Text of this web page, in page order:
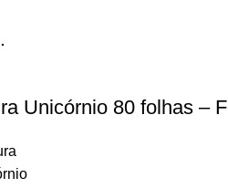
Unicórnio 80 folhas –